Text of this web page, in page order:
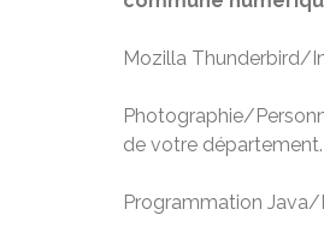
Mozilla Thunderbird/
Photographie/
de votre département.
Programmation Java/